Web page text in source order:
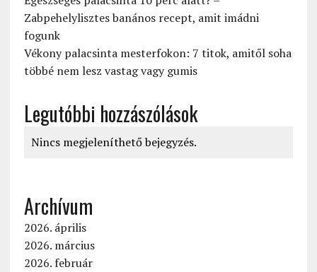
Zabpehelylisztes banános recept, amit imádni
fogunk
Vékony palacsinta mesterfokon: 7 titok, amitől soha
többé nem lesz vastag vagy gumis
Legutóbbi hozzászólások
Nincs megjeleníthető bejegyzés.
Archívum
2026. április
2026. március
2026. február